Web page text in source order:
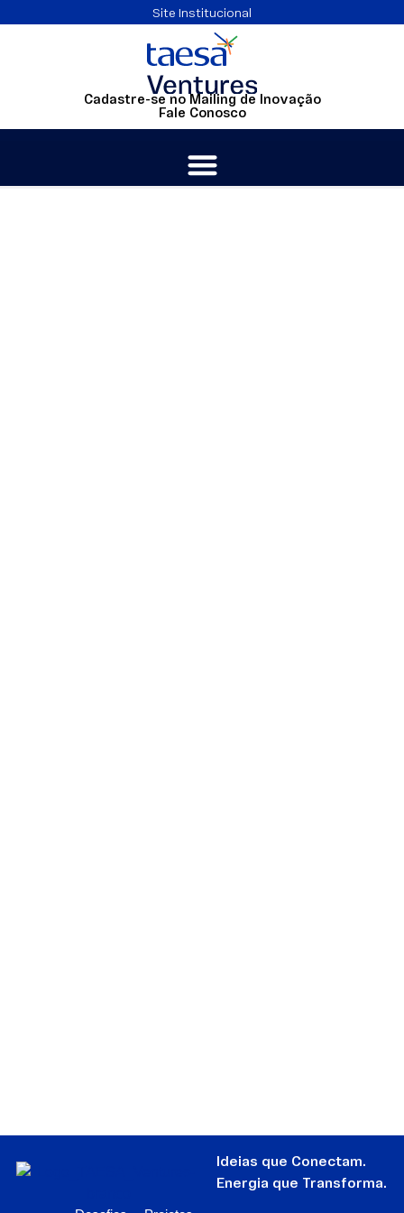
Site Institucional
Cadastre-se no Mailing de Inovação
Fale Conosco
Ideias que Conectam.
Energia que Transforma.